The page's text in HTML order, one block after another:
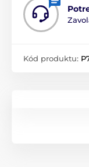
Kód produktu: